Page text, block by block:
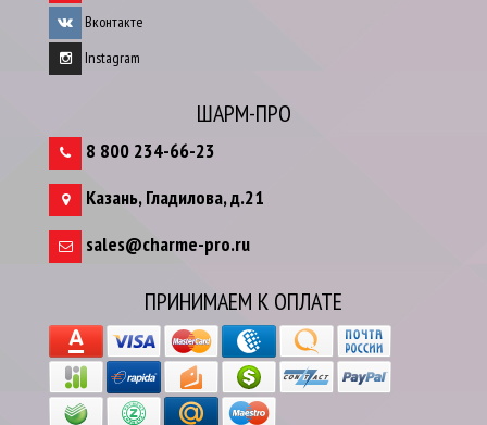
Вконтакте
Instagram
ШАРМ-ПРО
8 800 234-66-23
Казань,Гладилова, д.21
sales@charme-pro.ru
ПРИНИМАЕМ К ОПЛАТЕ